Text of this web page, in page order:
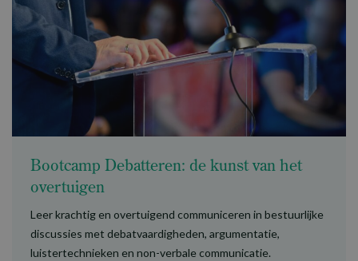
Bootcamp Debatteren: de kunst van het
overtuigen
Leer krachtig en overtuigend communiceren in bestuurlijke
discussies met debatvaardigheden, argumentatie,
luistertechnieken en non-verbale communicatie.